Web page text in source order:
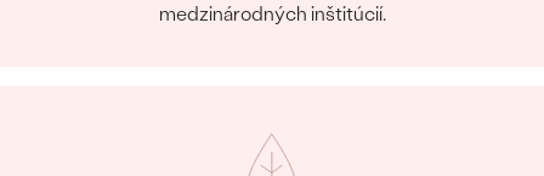
medzinárodných inštitúcií.